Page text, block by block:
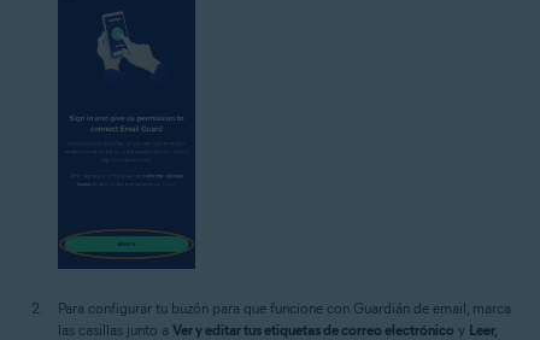
Para configurar tu buzón para que funcione con Guardián de email, marca
las casillas junto a Ver y editar tus etiquetas de correo electrónico y Leer,